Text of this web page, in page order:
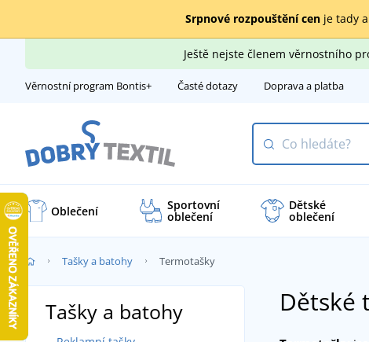
Srpnové rozpouštění cenje tady
Ještě nejste členem věrnostního
Věrnostní program Bontis+ Časté dotazy Doprava a platba
Oblečení Sportovní
oblečení
Dětské
oblečení
Tašky a batohy Termotašky
Dětské
Tašky a batohy